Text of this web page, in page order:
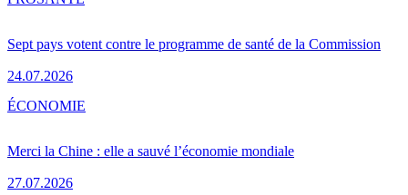
Sept pays votent contre le programme de santé de la Commission
24.07.2026
Merci la Chine : elle a sauvé l’économie mondiale
27.07.2026
ÉCONOMIE